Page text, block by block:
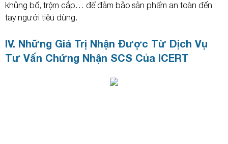
khủng bố, trộm cắp… để đảm bảo sản phẩm an toàn đến
tay người tiêu dùng.
IV. Những Giá Trị Nhận Được Từ Dịch Vụ
Tư Vấn Chứng Nhận SCS Của ICERT